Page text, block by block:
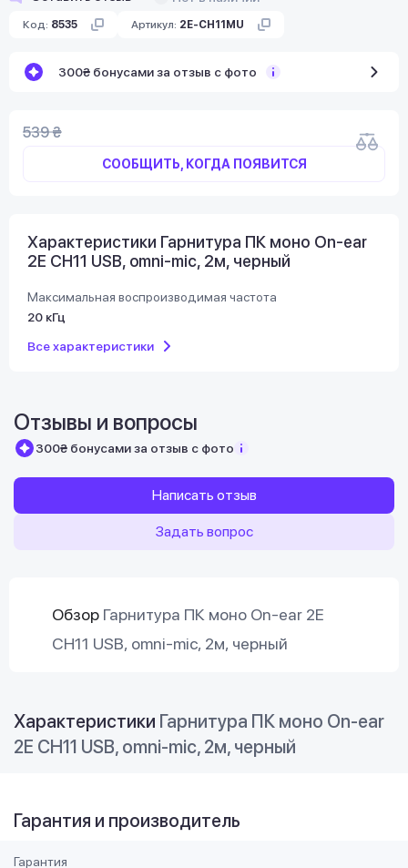
Код: 8535 Артикул: 2E-CH11MU
300₴ бонусами за отзыв с фото
539 ₴
СООБЩИТЬ, КОГДА ПОЯВИТСЯ
Характеристики Гарнитура ПК моно On-ear
2E CH11 USB, omni-mic, 2м, черный
Максимальная воспроизводимая частота
20 кГц
Все характеристики
Отзывы и вопросы
300₴ бонусами за отзыв с фото
Написать отзыв
Задать вопрос
Обзор Гарнитура ПК моно On-ear 2E
CH11 USB, omni-mic, 2м, черный
Характеристики Гарнитура ПК моно On-ear
2E CH11 USB, omni-mic, 2м, черный
Гарантия и производитель
Гарантия